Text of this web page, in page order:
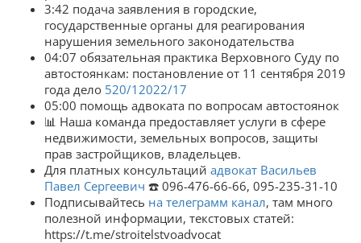
3:42 подача заявления в городские,
государственные органы для реагирования
нарушения земельного законодательства
04:07 обязательная практика Верховного Суду по
автостоянкам: постановление от 11 сентября 2019
года дело 520/12022/17
05:00 помощь адвоката по вопросам автостоянок
📊 Наша команда предоставляет услуги в сфере
недвижимости, земельных вопросов, защиты
прав застройщиков, владельцев.
Для платных консультаций адвокат Васильев
Павел Сергеевич ☎️ 096-476-66-66, 095-235-31-10
Подписывайтесь на телеграмм канал, там много
полезной информации, текстовых статей:
https://t.me/stroitelstvoadvocat